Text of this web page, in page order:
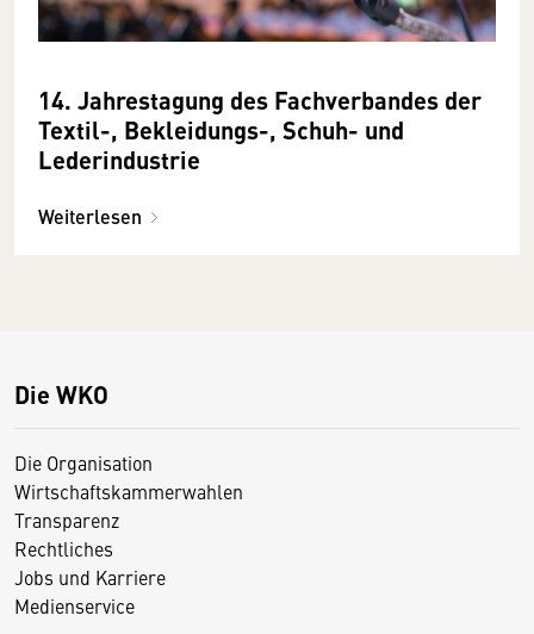
14. Jahrestagung des Fachverbandes der
Textil-, Bekleidungs-, Schuh- und
Lederindustrie
Weiterlesen
Die WKO
Die Organisation
Wirtschaftskammerwahlen
Transparenz
Rechtliches
Jobs und Karriere
Medienservice